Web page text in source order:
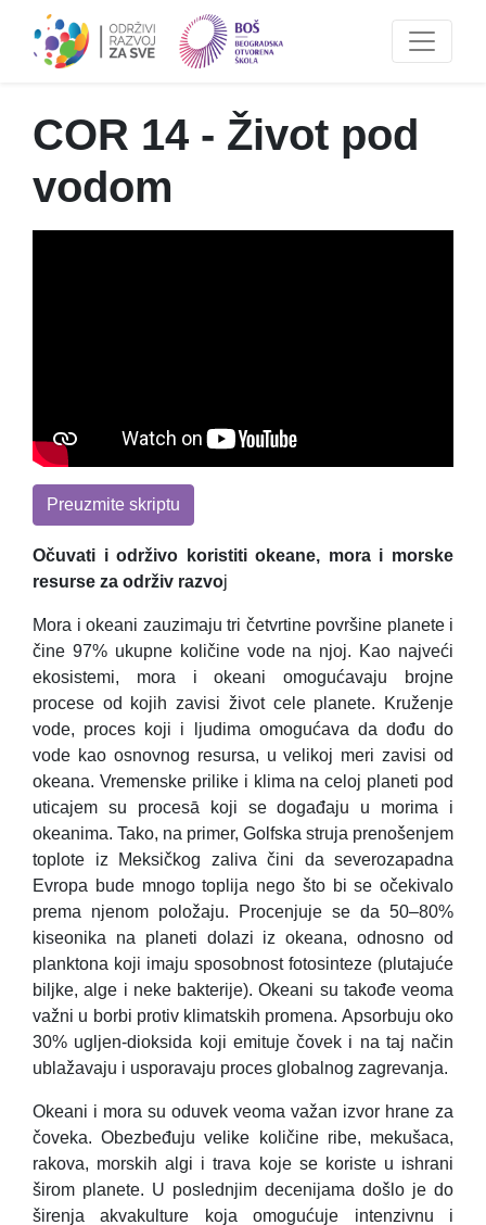
COR 14 - Život pod
vodom
Preuzmite skriptu
Očuvati i održivo koristiti okeane, mora i morske
resurse za održiv razvoj
Mora i okeani zauzimaju tri četvrtine površine planete i
čine 97% ukupne količine vode na njoj. Kao najveći
ekosistemi, mora i okeani omogućavaju brojne
procese od kojih zavisi život cele planete. Kruženje
vode, proces koji i ljudima omogućava da dođu do
vode kao osnovnog resursa, u velikoj meri zavisi od
okeana. Vremenske prilike i klima na celoj planeti pod
uticajem su procesā koji se događaju u morima i
okeanima. Tako, na primer, Golfska struja prenošenjem
toplote iz Meksičkog zaliva čini da severozapadna
Evropa bude mnogo toplija nego što bi se očekivalo
prema njenom položaju. Procenjuje se da 50–80%
kiseonika na planeti dolazi iz okeana, odnosno od
planktona koji imaju sposobnost fotosinteze (plutajuće
biljke, alge i neke bakterije). Okeani su takođe veoma
važni u borbi protiv klimatskih promena. Apsorbuju oko
30% ugljen-dioksida koji emituje čovek i na taj način
ublažavaju i usporavaju proces globalnog zagrevanja.
Okeani i mora su oduvek veoma važan izvor hrane za
čoveka. Obezbeđuju velike količine ribe, mekušaca,
rakova, morskih algi i trava koje se koriste u ishrani
širom planete. U poslednjim decenijama došlo je do
širenja akvakulture koja omogućuje intenzivnu i